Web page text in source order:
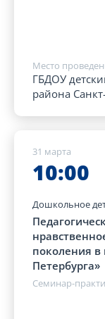
Место
ГБДОУ
района
31 марта
10:00
Дошкольное
поколения в
Петербурга»
Семинар-